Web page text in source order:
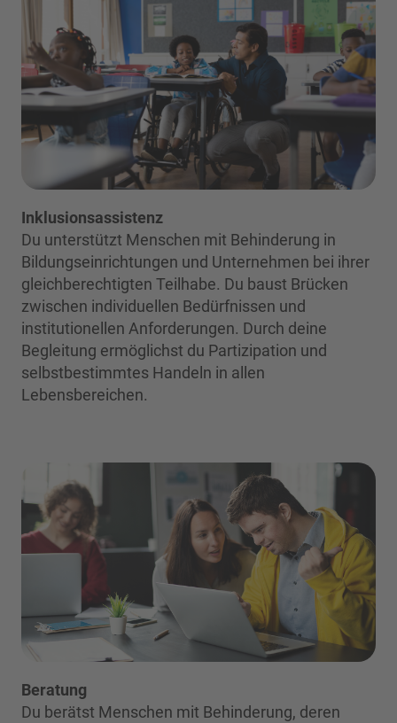
Inklusionsassistenz
Du unterstützt Menschen mit Behinderung in
Bildungseinrichtungen und Unternehmen bei ihrer
gleichberechtigten Teilhabe. Du baust Brücken
zwischen individuellen Bedürfnissen und
institutionellen Anforderungen. Durch deine
Begleitung ermöglichst du Partizipation und
selbstbestimmtes Handeln in allen
Lebensbereichen.
Beratung
Du berätst Menschen mit Behinderung, deren